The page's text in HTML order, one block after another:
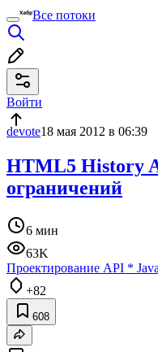
Все потоки
Войти
devote18 мая 2012 в 06:39
HTML5 History
ограничений
6 мин
63K
Проектирование API *
+82
608